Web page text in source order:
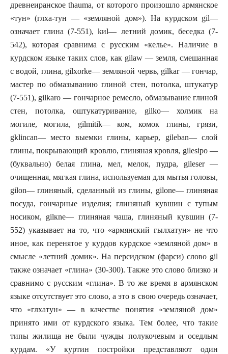
древнеиранскоеthauma, от которого произошло армянское
«тун» (глха-тун — «земляной дом»). На курдском gil—
означает глина (7-551),kиl— летний домик, беседка (7-
542), которая сравнима с русским «келье». Наличие в
курдском языке таких слов, как gilaw — земля, смешанная
с водой, глина, gilxorke— земляной червь, gilkar — гончар,
мастер по обмазыванию глиной стен, потолка, штукатур
(7-551), gilkarо — гончарное ремесло, обмазывание глиной
стен, потолка, оштукатуривание, gilko— холмик на
могиле, могила, gilmitik— ком, комок глины, грязи,
gklincan— место выемки глины, карьер, gileban— слой
глины, покрывающий кровлю, глиняная кровля, gilesipо —
(буквально) белая глина, мел, мелок, пудра, gileser
—
очищенная, мягкая глина, используемая для мытья головы,
gilоn— глиняный, сделанный из глины, gilоne— глиняная
посуда, гончарные изделия; глиняный кувшин с тупым
носиком, gilкne— глиняная чаша, глиняный кувшин (7-
552) указывает на то, что «армянский гылхатун» не что
иное, как перенятое у курдов курдское «земляной дом» в
смысле «летний домик». На персидском (фарси) слово gil
также означает «глина» (30-300). Также это слово близко и
сравнимо с русским «глина». В то же время в армянском
языке отсутствует это слово, а это в свою очередь означает,
что «глхатун» — в качестве понятия «земляной дом»
принято ими от курдского языка. Тем более, что такие
типы жилища не были чужды полукочевым и оседлым
курдам. «У куртин постройки представляют один